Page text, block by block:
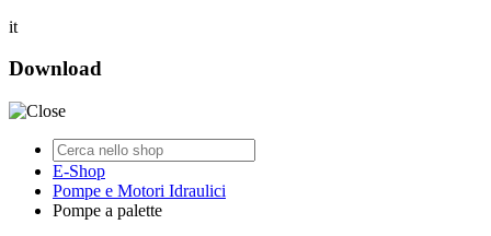
it
Download
E-Shop
Pompe e Motori Idraulici
Pompe a palette